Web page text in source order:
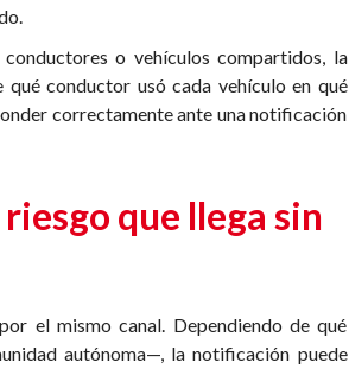
o vehículos compartidos, la
conductor usó cada vehículo en qué
correctamente ante una notificación
que llega sin
el mismo canal. Dependiendo de qué
autónoma—, la notificación puede